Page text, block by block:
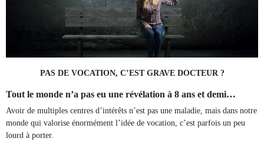
PAS DE VOCATION, C’EST GRAVE DOCTEUR ?
Tout le monde n’a pas eu une révélation à 8 ans et demi…
Avoir de multiples centres d’intérêts n’est pas une maladie, mais dans notre
monde qui valorise énormément l’idée de vocation, c’est parfois un peu
lourd à porter.